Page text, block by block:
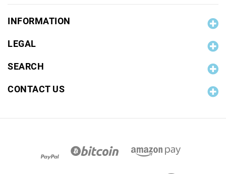
INFORMATION
LEGAL
SEARCH
CONTACT US